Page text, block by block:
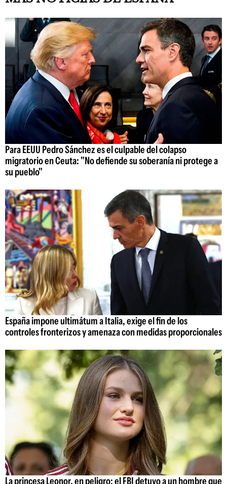
Para EEUU Pedro Sánchez es el culpable del colapso
migratorio en Ceuta: "No defiende su soberanía ni protege a
su pueblo"
España impone ultimátum a Italia, exige el fin de los
controles fronterizos y amenaza con medidas proporcionales
La princesa Leonor, en peligro: el FBI detuvo a un hombre que